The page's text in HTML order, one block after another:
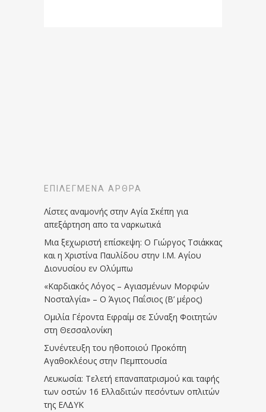
ΕΠΙΛΕΓΜΈΝΑ ΆΡΘΡΑ
Λίστες αναμονής στην Αγία Σκέπη για
απεξάρτηση απο τα ναρκωτικά
Μια ξεχωριστή επίσκεψη: Ο Γιώργος Τσιάκκας
και η Χριστίνα Παυλίδου στην Ι.Μ. Αγίου
Διονυσίου εν Ολύμπω
«Καρδιακός Λόγος – Αγιασμένων Μορφών
Νοσταλγία» – Ο Άγιος Παΐσιος (Β’ μέρος)
Ομιλία Γέροντα Εφραίμ σε Σύναξη Φοιτητών
στη Θεσσαλονίκη
Συνέντευξη του ηθοποιού Προκόπη
Αγαθοκλέους στην Πεμπτουσία
Λευκωσία: Τελετή επαναπατρισμού και ταφής
των οστών 16 Ελλαδιτών πεσόντων οπλιτών
της ΕΛΔΥΚ